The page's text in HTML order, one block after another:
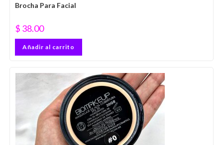
Brocha Para Facial
$ 38.00
Añadir al carrito